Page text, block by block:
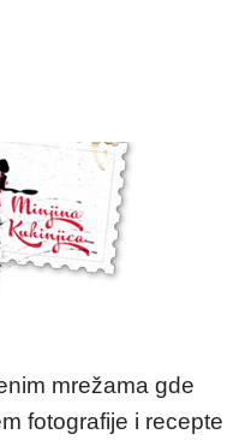
mrežama gde
fotografije i recepte